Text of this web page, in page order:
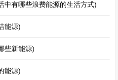
中有哪些浪费能源的生活方式)
能源)
些新能源)
能源)